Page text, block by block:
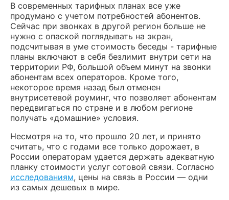
В современных тарифных планах все уже
продумано с учетом потребностей абонентов.
Сейчас при звонках в другой регион больше не
нужно с опаской поглядывать на экран,
подсчитывая в уме стоимость беседы - тарифные
планы включают в себя безлимит внутри сети на
территории РФ, большой объем минут на звонки
абонентам всех операторов. Кроме того,
некоторое время назад был отменен
внутрисетевой роуминг, что позволяет абонентам
передвигаться по стране и в любом регионе
получать «домашние» условия.
Несмотря на то, что прошло 20 лет, и принято
считать, что с годами все только дорожает, в
России операторам удается держать адекватную
планку стоимости услуг сотовой связи. Согласно
исследованиям, цены на связь в России — одни
из самых дешевых в мире.